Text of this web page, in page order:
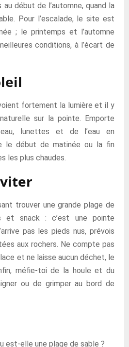
début de l’automne, quand la
Pour l’escalade, le site est
; le printemps et l’automne
conditions, à l’écart de
fortement la lumière et il y
sur la pointe. Emporte
lunettes et de l’eau en
le début de matinée ou la fin
les plus chaudes.
trouver une grande plage de
et snack : c’est une pointe
pas les pieds nus, prévois
aux rochers. Ne compte pas
et ne laisse aucun déchet, le
méfie-toi de la houle et du
ou de grimper au bord de
est-elle une plage de sable ?